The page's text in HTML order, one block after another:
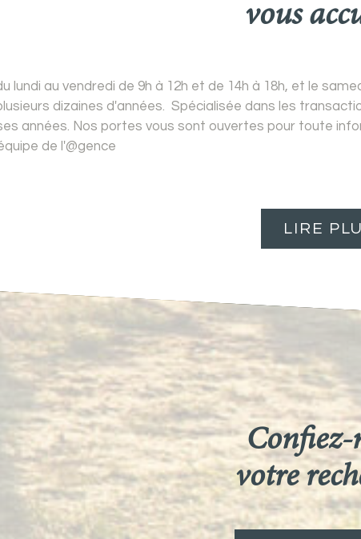
vous
lundi au vendredi de 9h à 12h et de 14h à 18h, et le
dizaines d'années. Spécialisée dans les
années. Nos portes vous sont ouvertes pour toute
de l'@gence
LIRE
votre